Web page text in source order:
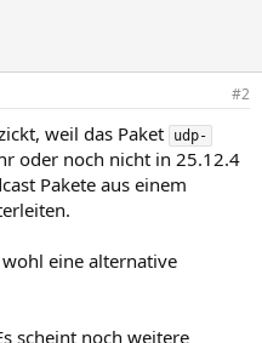
#2
weil das Paket
udp-
oder noch nicht in 25.12.4
Pakete aus einem
eine alternative
scheint noch weitere